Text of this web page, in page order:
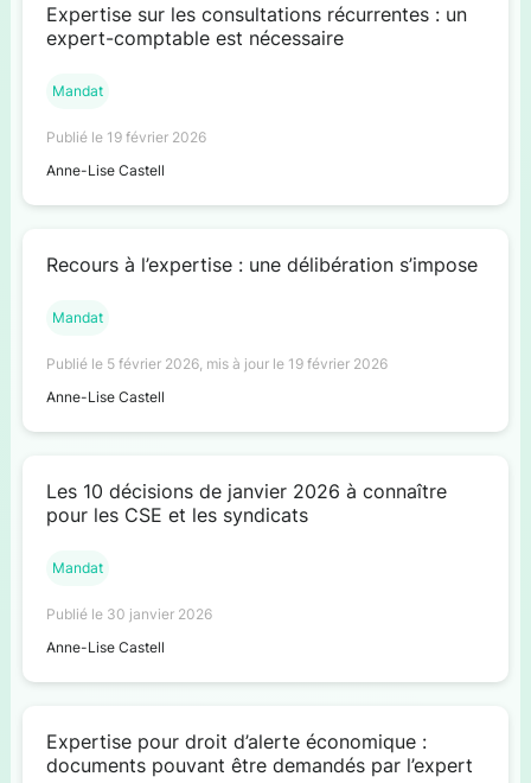
Expertise sur les consultations récurrentes : un
expert-comptable est nécessaire
Mandat
Publié le 19 février 2026
Anne-Lise Castell
Recours à l’expertise : une délibération s’impose
Mandat
Publié le 5 février 2026, mis à jour le 19 février 2026
Anne-Lise Castell
Les 10 décisions de janvier 2026 à connaître
pour les CSE et les syndicats
Mandat
Publié le 30 janvier 2026
Anne-Lise Castell
Expertise pour droit d’alerte économique :
documents pouvant être demandés par l’expert